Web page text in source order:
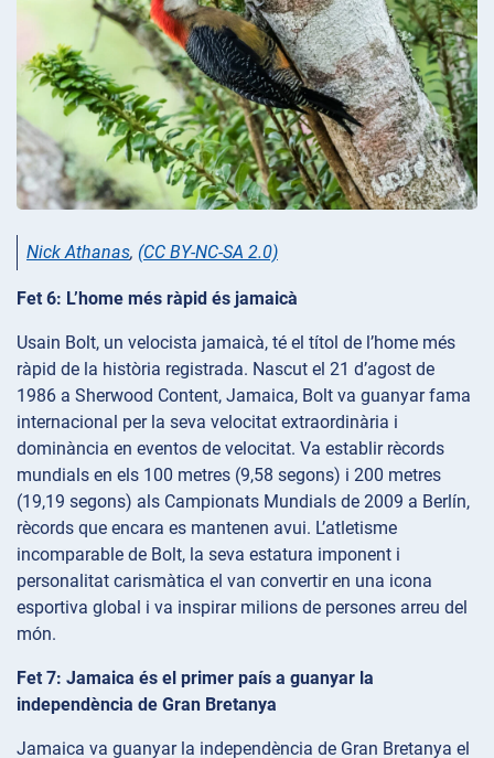
Nick Athanas, (CC BY-NC-SA 2.0)
Fet 6: L’home més ràpid és jamaicà
Usain Bolt, un velocista jamaicà, té el títol de l’home més
ràpid de la història registrada. Nascut el 21 d’agost de
1986 a Sherwood Content, Jamaica, Bolt va guanyar fama
internacional per la seva velocitat extraordinària i
dominància en eventos de velocitat. Va establir rècords
mundials en els 100 metres (9,58 segons) i 200 metres
(19,19 segons) als Campionats Mundials de 2009 a Berlín,
rècords que encara es mantenen avui. L’atletisme
incomparable de Bolt, la seva estatura imponent i
personalitat carismàtica el van convertir en una icona
esportiva global i va inspirar milions de persones arreu del
món.
Fet 7: Jamaica és el primer país a guanyar la
independència de Gran Bretanya
Jamaica va guanyar la independència de Gran Bretanya el